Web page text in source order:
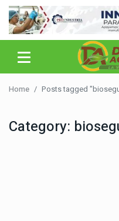
Home Posts tagged
Category: